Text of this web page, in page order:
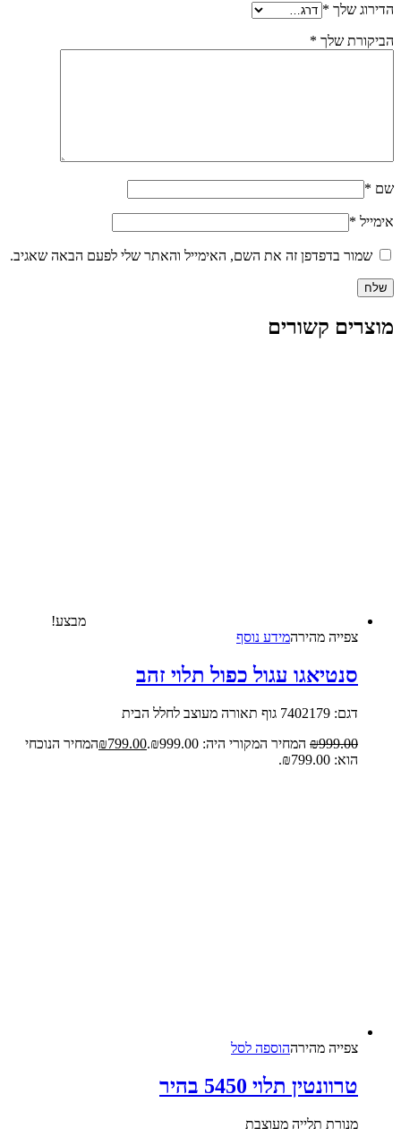
הדירוג שלך *
הביקורת שלך *
שם *
אימייל *
שמור בדפדפן זה את השם, האימייל והאתר שלי לפעם הבאה שאגיב.
מוצרים קשורים
מבצע!
צפייה‬ ‫מהירה‬מידע נוסף
סנטיאגו עגול כפול תלוי זהב
דגם: 7402179 גוף תאורה מעוצב לחלל הבית
₪999.00 המחיר המקורי היה: ₪999.00. ₪799.00
המחיר הנוכחי
הוא: ₪799.00.
צפייה‬ ‫מהירה‬הוספה לסל
טרוונטין תלוי 5450 בהיר
מנורת תלייה מעוצבת